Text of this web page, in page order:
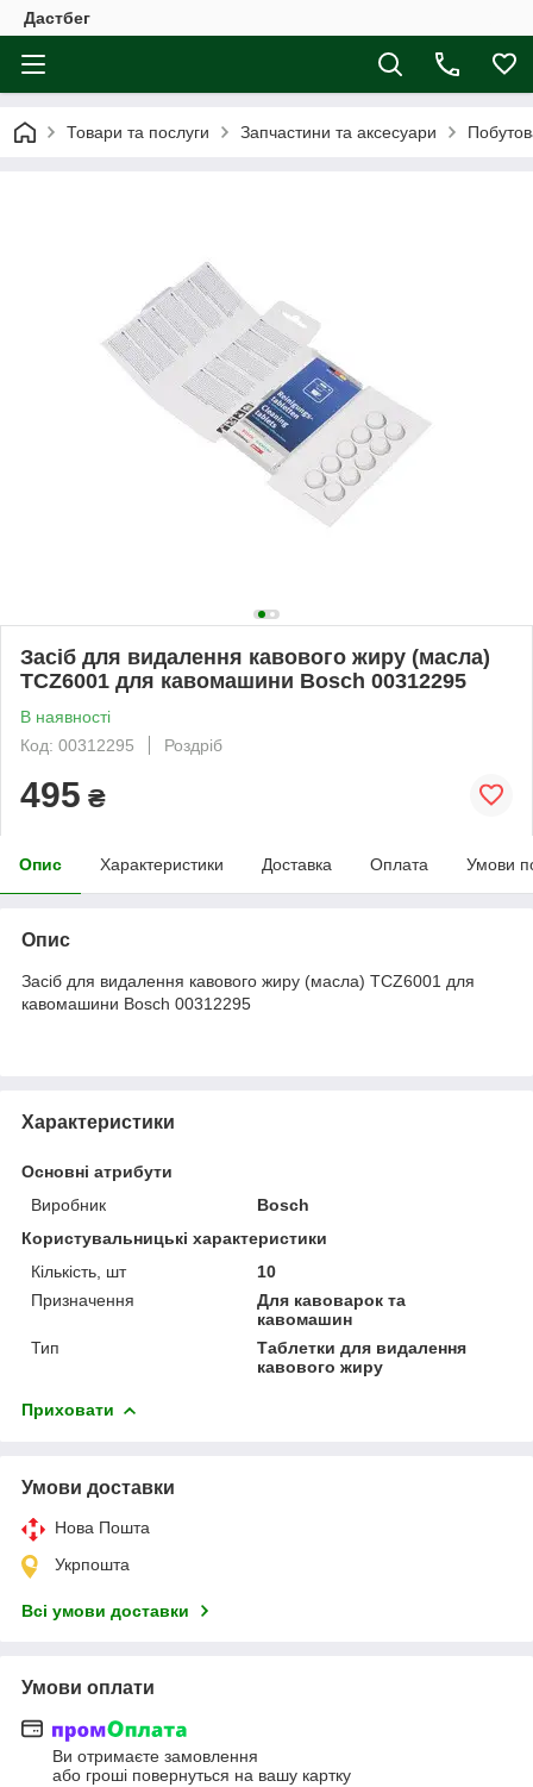
Дастбег
Товари та послуги Запчастини та аксесуари
Засіб для видалення кавового жиру (масла)
TCZ6001 для кавомашини Bosch 00312295
В наявності
Код: 00312295
Роздріб
495 ₴
Опис Характеристики Доставка Оплата Умови
Опис
Засіб для видалення кавового жиру (масла) TCZ6001 для
кавомашини Bosch 00312295
Характеристики
Основні атрибути
Виробник
Bosch
Користувальницькі характеристики
Кількість, шт
10
Призначення
Для кавоварок та
кавомашин
Тип
Таблетки для видалення
кавового жиру
Приховати
Умови доставки
Нова Пошта
Укрпошта
Всі умови доставки
Умови оплати
Ви отримаєте замовлення
або гроші повернуться на вашу картку